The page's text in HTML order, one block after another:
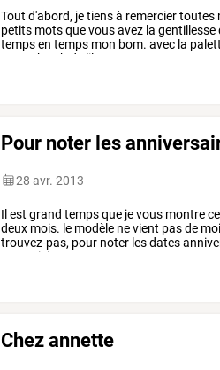
Tout d'abord, jetiensà remerciertoutes
petits motsquevousavez la gentillesse
tempsen temps mon bom. avec la
sketch de lilou
Pour noter les
28 avr. 2013
Il est grand tempsque jevous montrece
deux mois. le modèle nevient pasde
trouvez-pas, pour noter lesdates
visite
Chez annette